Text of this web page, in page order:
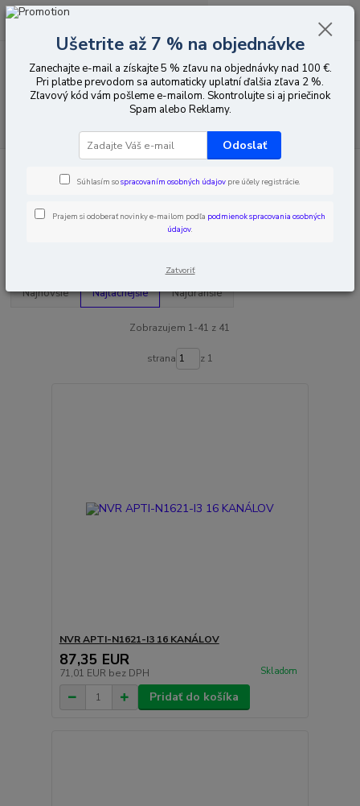
Menu
0,00 EUR
16 kanálové
Najnovšie Najlacnejšie Najdrahšie
Zobrazujem 1-41 z 41
strana z 1
NVR APTI-N1621-I3 16 KANÁLOV
87,35 EUR
71,01 EUR bez DPH Skladom
Pridať do košíka
Ušetrite až 7 % na objednávke
Zanechajte e-mail a získajte 5 % zľavu na objednávky nad 100 €.
Pri platbe prevodom sa automaticky uplatní ďalšia zľava 2 %.
Zľavový kód vám pošleme e-mailom. Skontrolujte si aj priečinok
Spam alebo Reklamy.
Odoslať
Súhlasím sospracovaním osobných údajov pre účely registrácie.
Prajem si odoberať novinky e-mailom podľa podmienok spracovania osobných
údajov.
Zatvoriť